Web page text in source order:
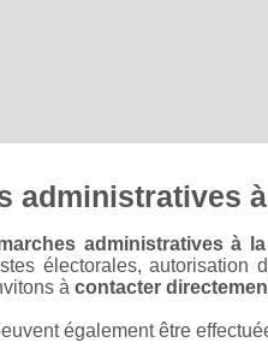
administratives
administratives à
électorales,
à contacter
également être